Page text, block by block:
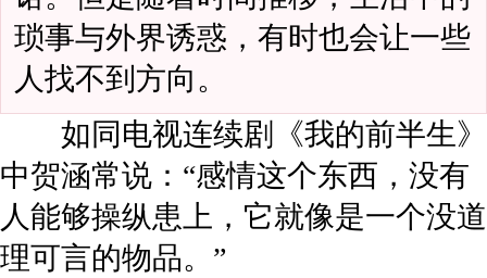
琐事与外界诱惑，有时也会让一些
人找不到方向。
如同电视连续剧《我的前半生》
中贺涵常说：“感情这个东西，没有
人能够操纵患上，它就像是一个没道
理可言的物品。”